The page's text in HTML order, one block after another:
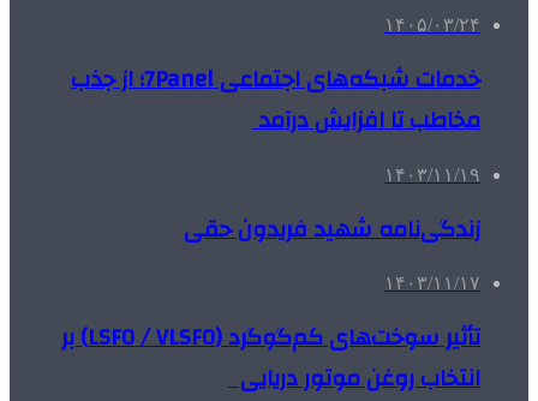
۱۴۰۵/۰۳/۲۴
خدمات شبکه‌های اجتماعی 7Panel؛ از جذب
مخاطب تا افزایش درآمد
۱۴۰۳/۱۱/۱۹
زندگی‌نامه شهید فریدون حقی
۱۴۰۳/۱۱/۱۷
تأثیر سوخت‌های کم‌گوگرد (LSFO / VLSFO) بر
انتخاب روغن موتور دریایی